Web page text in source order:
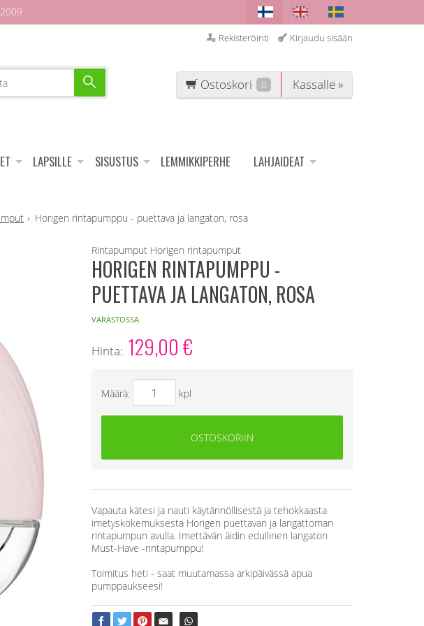
Rekisteröinti Kirjaudu sisään
Ostoskori 0 Kassalle »
LAPSILLE SISUSTUS LEMMIKKIPERHE
LAHJAIDEAT
Horigen rintapumppu - puettava ja langaton, rosa
Rintapumput Horigen rintapumput
HORIGEN RINTAPUMPPU -
PUETTAVA JA LANGATON, ROSA
VARASTOSSA
Hinta: 129,00€
Määrä: kpl
OSTOSKORIIN
Vapauta kätesi ja nauti käytännöllisestä ja tehokkaasta
imetyskokemuksesta Horigen puettavan ja langattoman
rintapumpun avulla. Imettävän äidin edullinen langaton
Must-Have -rintapumppu!
Toimitus heti - saat muutamassa arkipäivässä apua
pumppaukseesi!